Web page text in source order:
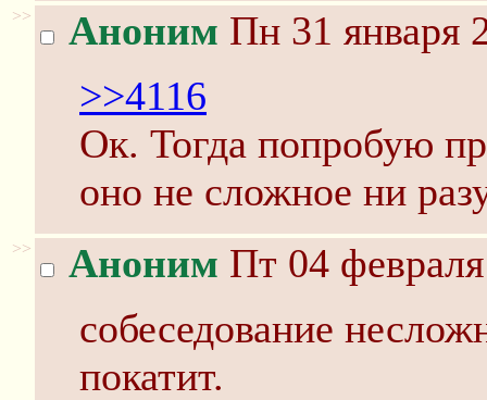
>> Аноним Пн 31 января
>>4116
Ок. Тогда попробую
оно не сложное ни
>> Аноним Пт 04
собеседование
покатит.